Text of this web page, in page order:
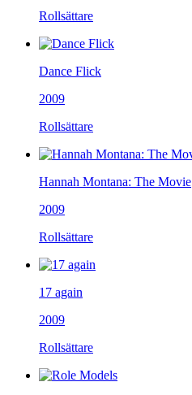
Rollsättare
Dance Flick
2009
Rollsättare
Hannah Montana: The Movie
2009
Rollsättare
17 again
2009
Rollsättare